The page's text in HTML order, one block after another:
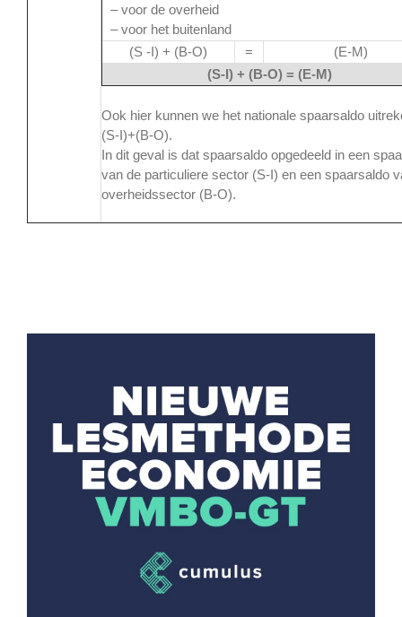
– voor de overheid
– voor het buitenland
(S -I) + (B-O)
=
(E-M)
(S-I) + (B-O) = (E-M)
Ook hier kunnen we het nationale spaarsaldo
(S-I)+(B-O).
In dit geval is dat spaarsaldo opgedeeld in een
van de particuliere sector (S-I) en een spaarsaldo
overheidssector (B-O).